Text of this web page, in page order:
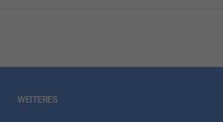
WEITERES